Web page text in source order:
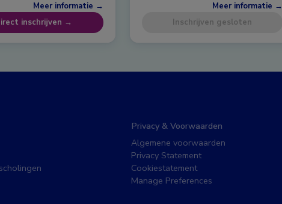
Meer informatie →
inschrijven →
Meer informatie →
Inschrijven gesloten
Privacy & Voorwaarden
Algemene voorwaarden
Privacy Statement
Cookiestatement
Manage Preferences